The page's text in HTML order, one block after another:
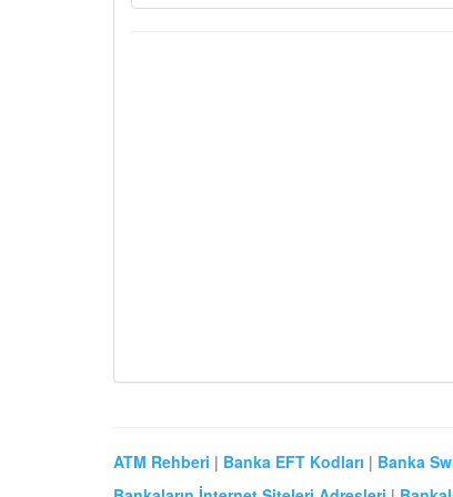
ATM Rehberi | Banka EFT Kodları | Banka